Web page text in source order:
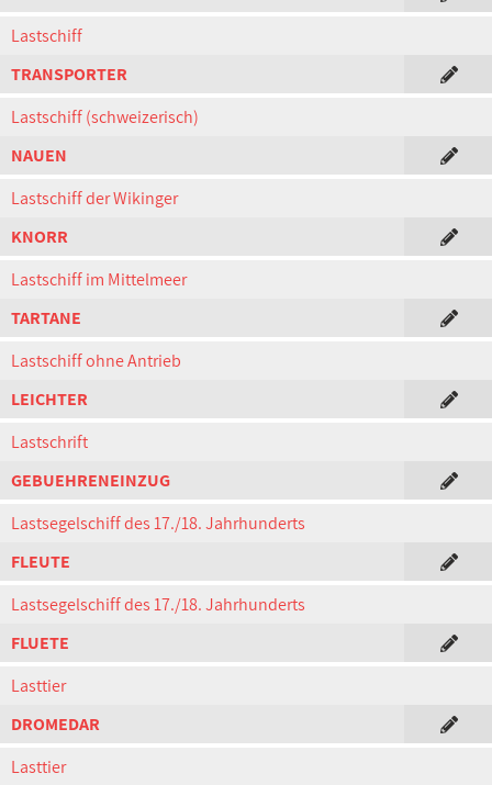
Lastschiff
TRANSPORTER
Lastschiff (schweizerisch)
NAUEN
Lastschiff der Wikinger
KNORR
Lastschiff im Mittelmeer
TARTANE
Lastschiff ohne Antrieb
LEICHTER
Lastschrift
GEBUEHRENEINZUG
Lastsegelschiff des 17./18. Jahrhunderts
FLEUTE
Lastsegelschiff des 17./18. Jahrhunderts
FLUETE
Lasttier
DROMEDAR
Lasttier